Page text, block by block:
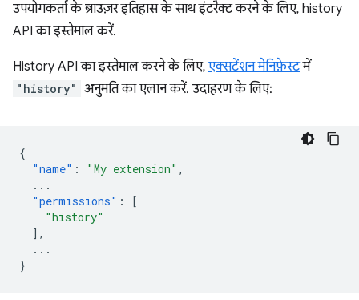
उपयोगकर्ता के ब्राउज़र इतिहास के साथ इंटरैक्ट करने के लिए, history
API का इस्तेमाल करें.
History API का इस्तेमाल करने के लिए, एक्सटेंशन मेनिफ़ेस्टमें
"history" अनुमति का एलान करें. उदाहरण के लिए:
{
"name" : "My extension" ,
...
"permissions" :
[
"history"
],
...
}